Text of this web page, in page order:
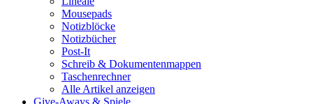
Mousepads
Notizblöcke
Notizbücher
Post-It
Schreib & Dokumentenmappen
Taschenrechner
Alle Artikel anzeigen
Give-Aways & Spiele